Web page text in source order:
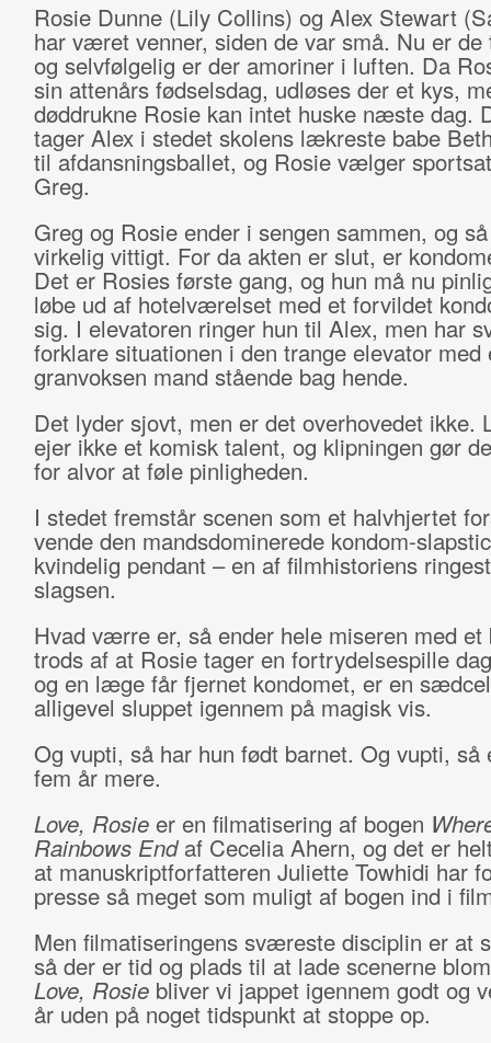
Rosie Dunne (Lily Collins) og Alex Stewart
har været venner, siden de var små. Nu er de
og selvfølgelig er der amoriner i luften. Da
sin attenårs fødselsdag, udløses der et kys,
døddrukne Rosie kan intet huske næste dag.
tager Alex i stedet skolens lækreste babe
til afdansningsballet, og Rosie vælger
Greg.
Greg og Rosie ender i sengen sammen, og
virkelig vittigt. For da akten er slut, er
Det er Rosies første gang, og hun må nu
løbe ud af hotelværelset med et forvildet
sig. I elevatoren ringer hun til Alex, men har
forklare situationen i den trange elevator med
granvoksen mand stående bag hende.
Det lyder sjovt, men er det overhovedet ikke.
ejer ikke et komisk talent, og klipningen gør
for alvor at føle pinligheden.
I stedet fremstår scenen som et halvhjertet
vende den mandsdominerede kondom-
kvindelig pendant – en af filmhistoriens
slagsen.
Hvad værre er, så ender hele miseren med et
trods af at Rosie tager en fortrydelsespille
og en læge får fjernet kondomet, er en
alligevel sluppet igennem på magisk vis.
Og vupti, så har hun født barnet. Og vupti, så
fem år mere.
Love, Rosie er en filmatisering af bogen
Rainbows End af Cecelia Ahern, og det er
at manuskriptforfatteren Juliette Towhidi har
presse så meget som muligt af bogen ind i
Men filmatiseringens sværeste disciplin er
så der er tid og plads til at lade scenerne
Love, Rosiebliver vi jappet igennem godt og
år uden på noget tidspunkt at stoppe op.